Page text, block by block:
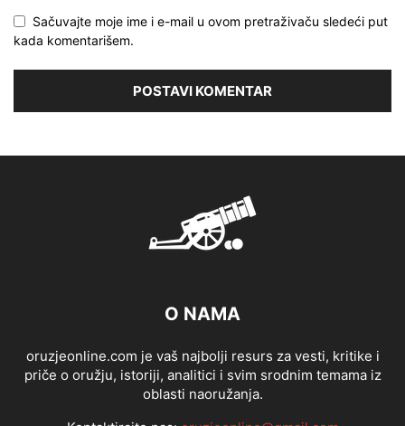
Sačuvajte moje ime i e-mail u ovom pretraživaču sledeći put
kada komentarišem.
O NAMA
oruzjeonline.com je vaš najbolji resurs za vesti, kritike i
priče o oružju, istoriji, analitici i svim srodnim temama iz
oblasti naoružanja.